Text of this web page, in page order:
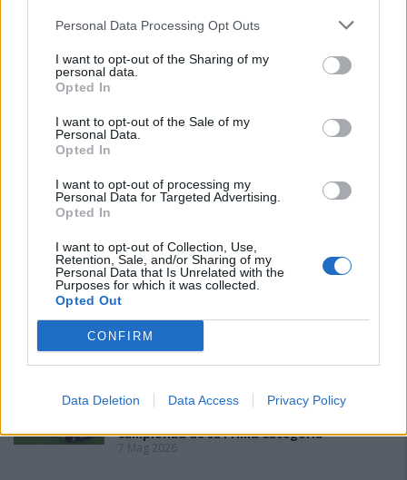
Personal Data Processing Opt Outs
I want to opt-out of the Sharing of my
personal data.
Opted In
I want to opt-out of the Sale of my
Personal Data.
Opted In
I want to opt-out of processing my
Personal Data for Targeted Advertising.
Opted In
I want to opt-out of Collection, Use,
Retention, Sale, and/or Sharing of my
Personal Data that Is Unrelated with the
Purposes for which it was collected.
Opted Out
CONFIRM
Data Deletion Data Access Privacy Policy
spietato contro la Monreale: decide Pandori;
il Golfo Aranci cala il poker ai danni
dell'Ottava e ora si prepara per il match
decisivo
Seconda Categoria, Play-off: tutto liscio
come l'olio per il La Salle che stende la
Seconda Categoria, Play-Out: colpo grosso
11 Mag 2026
Seconda Categoria, Play-Off: il La Salle batte
il Domusnovas grazie alla rete di Pandori, la
Monreale vince di nuovo ed elimina la
Busachese
11 Mag 2026
giogant is partidas finalis e is de su Cr
campionau de sa Primu Categoria
7 Mag 2026